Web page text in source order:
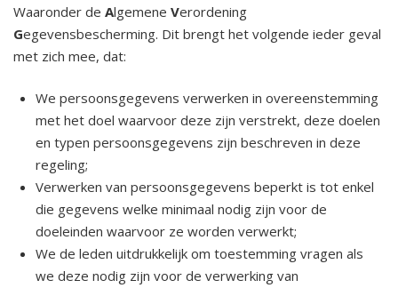
Waaronder de Algemene Verordening
Gegevensbescherming. Dit brengt het volgende ieder geval
met zich mee, dat:
We persoonsgegevens verwerken in overeenstemming
met het doel waarvoor deze zijn verstrekt, deze doelen
en typen persoonsgegevens zijn beschreven in deze
regeling;
Verwerken van persoonsgegevens beperkt is tot enkel
die gegevens welke minimaal nodig zijn voor de
doeleinden waarvoor ze worden verwerkt;
We de leden uitdrukkelijk om toestemming vragen als
we deze nodig zijn voor de verwerking van
2024 Vriendenmiddag 9 maart
2023 Winterfair 30 december
2023 Op tjak door Drenthe 2 oktober
2023 Vriendenfietsdag 9 september
2023 Route fietstocht 9 september